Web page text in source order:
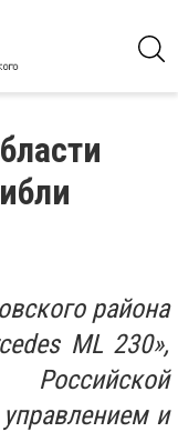
района
ML 230»,
и